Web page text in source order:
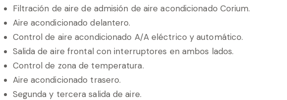
Filtración de aire de admisión de aire acondicionado Corium.
Aire acondicionado delantero.
Control de aire acondicionado A/A eléctrico y automático.
Salida de aire frontal con interruptores en ambos lados.
Control de zona de temperatura.
Aire acondicionado trasero.
Segunda y tercera salida de aire.